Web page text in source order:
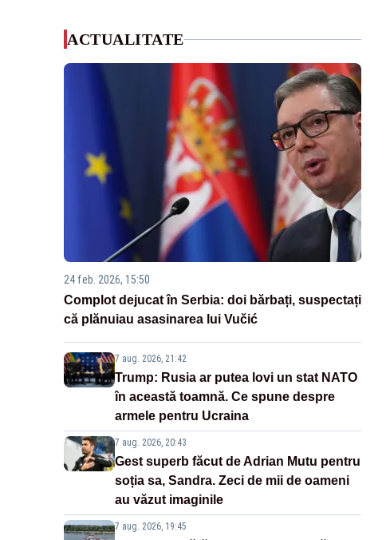
ACTUALITATE
24 feb. 2026, 15:50
Complot dejucat în Serbia: doi bărbați, suspectați
că plănuiau asasinarea lui Vučić
7 aug. 2026, 21:42
Trump: Rusia ar putea lovi un stat NATO
în această toamnă. Ce spune despre
armele pentru Ucraina
7 aug. 2026, 20:43
Gest superb făcut de Adrian Mutu pentru
soția sa, Sandra. Zeci de mii de oameni
au văzut imaginile
7 aug. 2026, 19:45